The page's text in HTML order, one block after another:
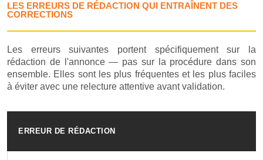
LES ERREURS DE RÉDACTION QUI ENTRAÎNENT DES
CORRECTIONS
Les erreurs suivantes portent spécifiquement sur la
rédaction de l'annonce — pas sur la procédure dans son
ensemble. Elles sont les plus fréquentes et les plus faciles
à éviter avec une relecture attentive avant validation.
ERREUR DE RÉDACTION